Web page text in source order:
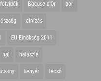
Bocuse d'Or bor
elhízás
EU Elnökség 2011
hal halászlé
kenyér lecsó